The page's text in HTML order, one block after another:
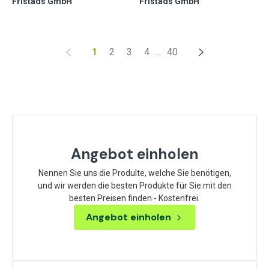
1 2 3 4 ... 40
Angebot einholen
Nennen Sie uns die Produlte, welche Sie benötigen,
und wir werden die besten Produkte für Sie mit den
besten Preisen finden - Kostenfrei.
Angebot einholen